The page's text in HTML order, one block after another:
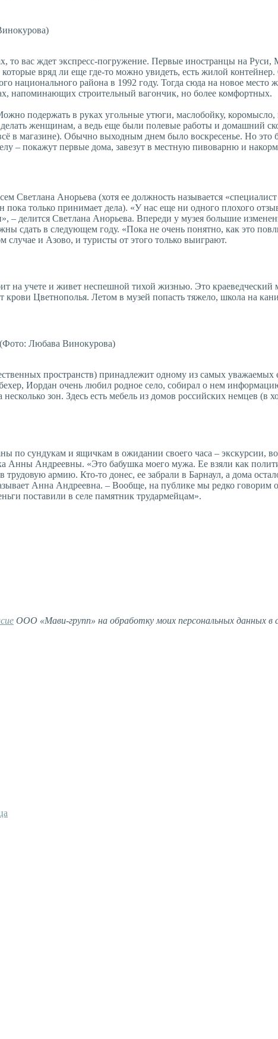
то вас ждет экспресс-погружение. Первые иностранцы на
вряд ли еще где-то можно увидеть, есть жилой
национального района в 1992 году. Тогда сюда на новое место
напоминающих строительный вагончик, но более комфортных.
подержать в руках угольные утюги, маслобойку,
женщинам, а ведь еще были полевые работы и домашний
в магазине). Обычно выходным днем было воскресенье. Но
– покажут первые дома, завезут в местную пивоварню и
Светлана Анорьева (хотя ее должность называется
только принимает дела). «У нас еще ни одного плохого
– делится Светлана Анорьева. Впереди у музея большие
сдать в следующем году. «Пока не очень понятно, как это
и Азово, и туристы от этого только выиграют.
на учете и живет неспешной тихой жизнью. Это
крови Цветнополья. Летом в музей попасть тяжело, школа на
Любава Винокурова)
пространств) принадлежит одному из самых
Иордан очень любил родное село, собирал о нем
несколько зон. Здесь есть мебель из домов российских немцев
по сундукам и ящичкам в ожидании своего часа – экскурсии,
Анны Андреевны. «Это бабушка моего мужа. Ее взяли как
трудовую армию. Кто-то донес, ее забрали в Барнаул, а дома
Анна Андреевна. – Вообще, на публике мы редко говорим
поставили в селе памятник трудармейцам».
ООО «Мави-групп» на обработку моих персональных данных в